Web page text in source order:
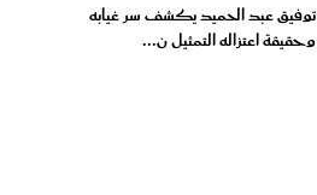
توفيق عبد الحميد يكشف سر غيابه
وحقيقة اعتزاله التمثيل ن...